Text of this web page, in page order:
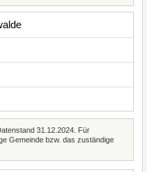
31.12.2024. Für
Gemeinde bzw. das zuständige